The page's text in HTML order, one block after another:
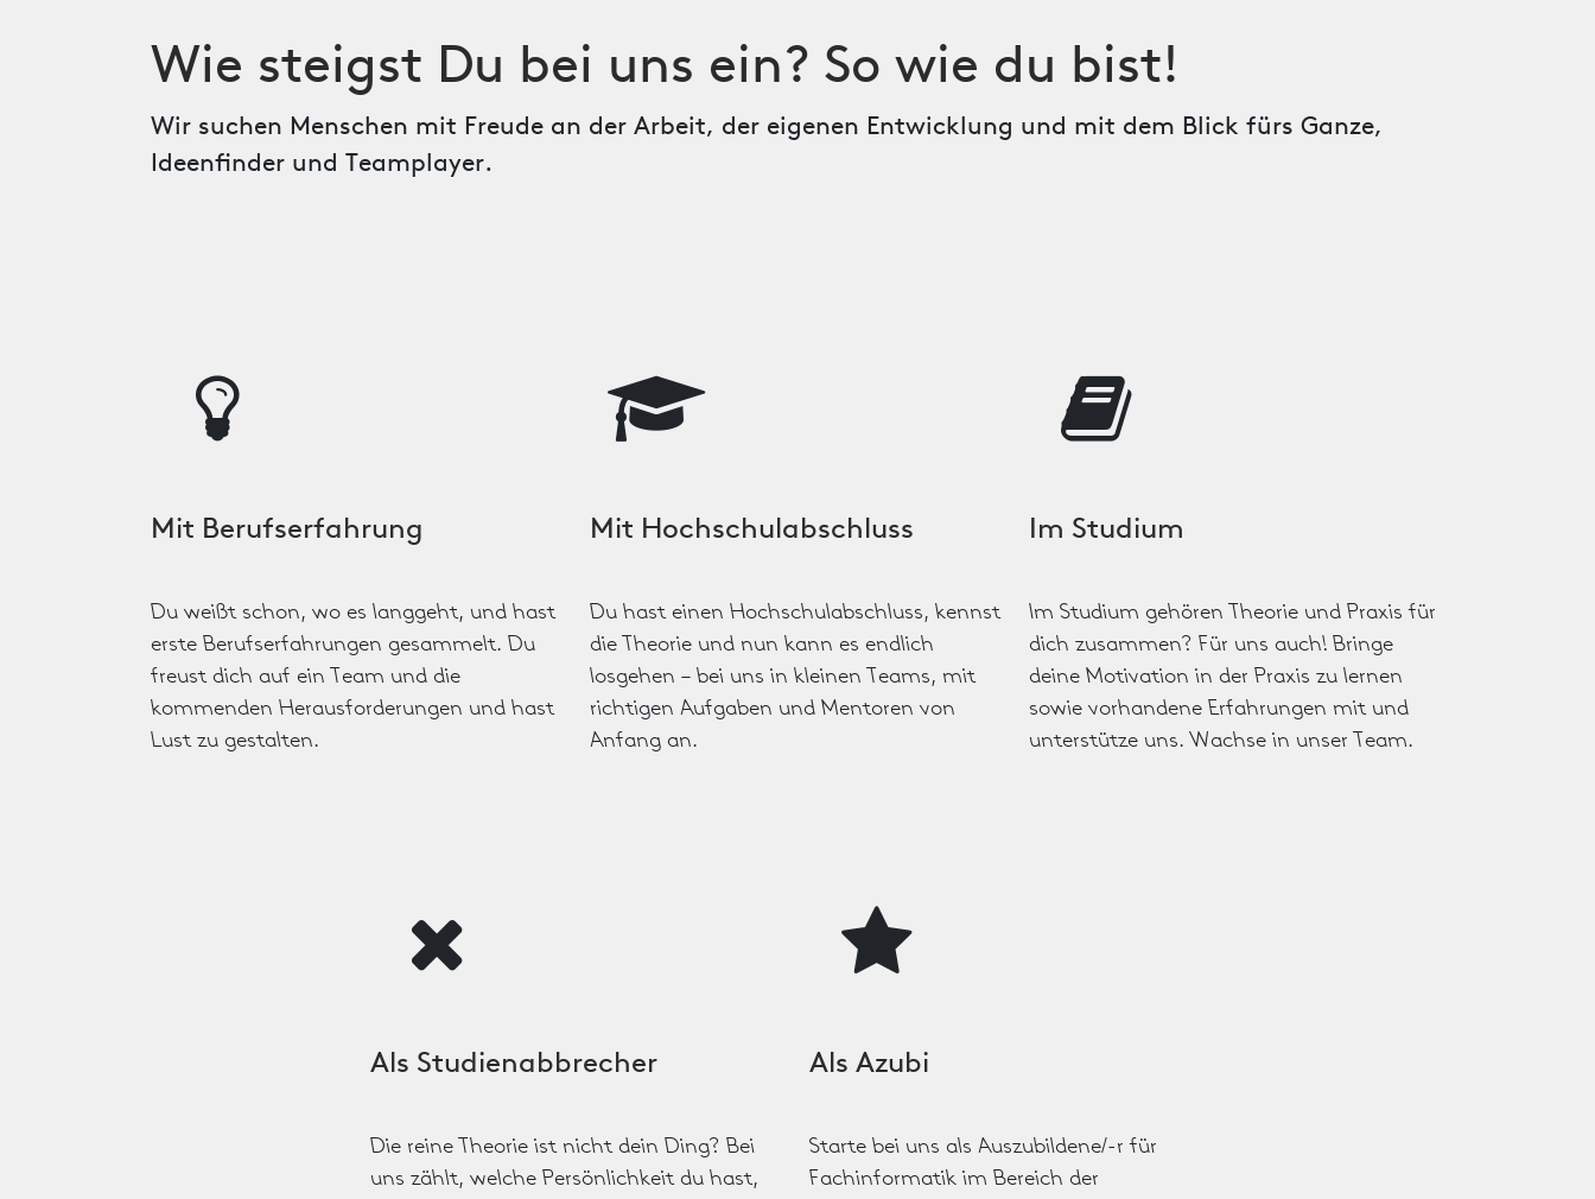
Wie steigst Du bei uns ein? So wie du bist!
Wir suchen Menschen mit Freude an der Arbeit, der eigenen Entwicklung und mit dem Blick fürs Ganze,
Ideenfinder und Teamplayer.
Mit Berufserfahrung
Du weißt schon, wo es langgeht, und hast
erste Berufserfahrungen gesammelt. Du
freust dich auf ein Team und die
kommenden Herausforderungen und hast
Lust zu gestalten.
Mit Hochschulabschluss
Du hast einen Hochschul­abschluss, kennst
die Theorie und nun kann es endlich
losgehen – bei uns in kleinen Teams, mit
richtigen Aufgaben und Mentoren von
Anfang an.
Im Studium
Im Studium gehören Theorie und Praxis für
dich zusammen? Für uns auch! Bringe
deine Motivation in der Praxis zu lernen
sowie vorhandene Erfahrungen mit und
unterstütze uns. Wachse in unser Team.
Als Azubi
Starte bei uns als Auszubildene/-r für
Fachinformatik im Bereich der
Als Studienabbrecher
Die reine Theorie ist nicht dein Ding? Bei
uns zählt, welche Persönlichkeit du hast,